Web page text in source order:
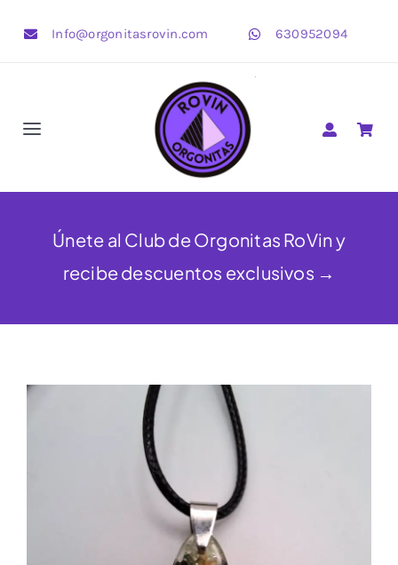
Info@orgonitasrovin.com 630952094
Toggle
Corazones
Electronites Especiales 2.0 y Cloudbuster
Únete al Club de Orgonitas RoVin y
recibe descuentos exclusivos →